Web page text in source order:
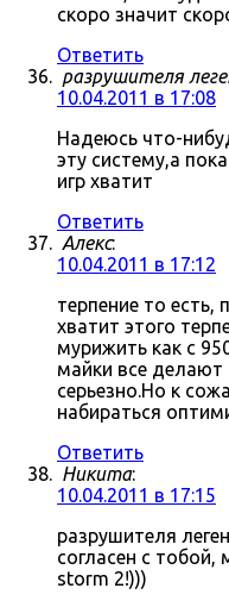
скоро значит
Ответить
разрушителя
10.04.2011 в 17:08
Надеюсь что-
эту систему,а
игр хватит
Ответить
Алекс:
10.04.2011 в 17:12
терпение то есть,
хватит этого
мурижить как с
майки все делают
серьезно.Но к
набираться
Ответить
Никита:
10.04.2011 в 17:15
разрушителя
согласен с тобой,
storm 2!)))